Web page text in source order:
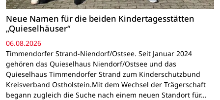
Neue Namen für die beiden Kindertagesstätten
„Quieselhäuser“
06.08.2026
Timmendorfer Strand-Niendorf/Ostsee. Seit Januar 2024
gehören das Quieselhaus Niendorf/Ostsee und das
Quieselhaus Timmendorfer Strand zum Kinderschutzbund
Kreisverband Ostholstein.Mit dem Wechsel der Trägerschaft
begann zugleich die Suche nach einem neuen Standort für…